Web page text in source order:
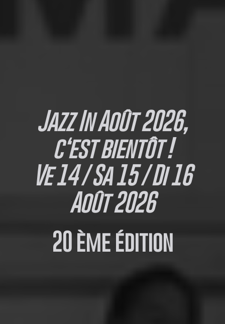
Jazz In Août 2026,
c‘est bientôt !
Ve 14 / Sa 15 / Di 16
Août 2026
20 ème édition